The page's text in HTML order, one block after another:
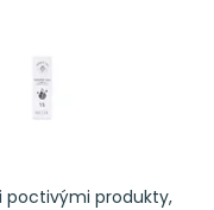
poctivými produkty,